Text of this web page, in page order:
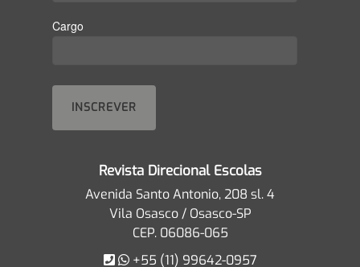
Cargo
Revista Direcional Escolas
Avenida Santo Antonio, 208 sl. 4
Vila Osasco / Osasco-SP
CEP. 06086-065
+55 (11) 99642-0957